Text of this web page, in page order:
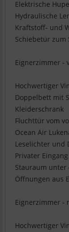
Elektrische Hupe
Hydraulische
Kraftstoff- und
Schiebetür zum
Eignerzimmer -
Hochwertiger
Doppelbett mit
Kleiderschrank
Fluchttür vom
Ocean Air
Leselichter und
Privater Eingang
Stauraum unter
Öffnungen aus
Eignerzimmer -
Hochwertiger